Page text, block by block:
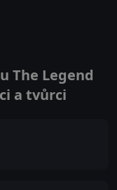
The Legend
a tvůrci